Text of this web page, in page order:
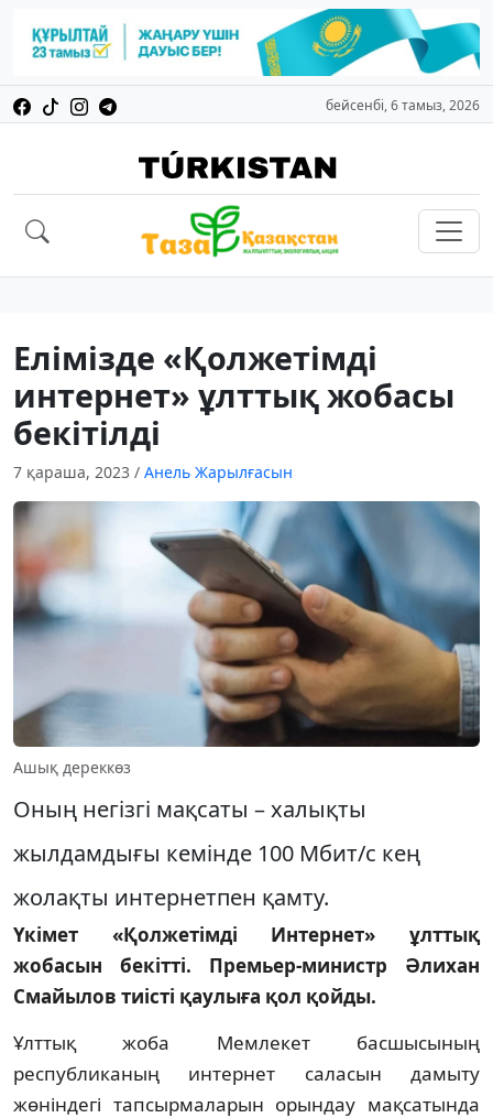
бейсенбі, 6 тамыз, 2026
Елімізде «Қолжетімді
интернет» ұлттық жобасы
бекітілді
7 қараша, 2023 / Анель Жарылғасын
Ашық дереккөз
Оның негізгі мақсаты – халықты
жылдамдығы кемінде 100 Мбит/с кең
жолақты интернетпен қамту.
Үкімет «Қолжетімді Интернет» ұлттық
жобасын бекітті. Премьер-министр Әлихан
Смайылов тиісті қаулыға қол қойды.
Ұлттық жоба Мемлекет басшысының
республиканың интернет саласын дамыту
жөніндегі тапсырмаларын орындау мақсатында